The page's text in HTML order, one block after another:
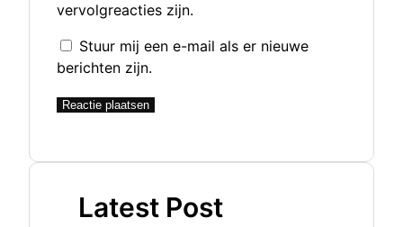
vervolgreacties zijn.
Stuur mij een e-mail als er nieuwe
berichten zijn.
Latest Post